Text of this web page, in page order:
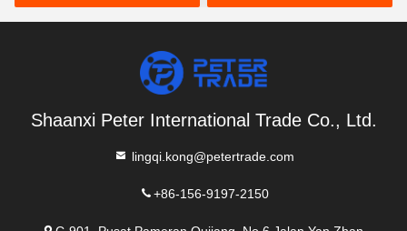
datar
Shaanxi Peter International Trade Co., Ltd.
lingqi.kong@petertrade.com
+86-156-9197-2150